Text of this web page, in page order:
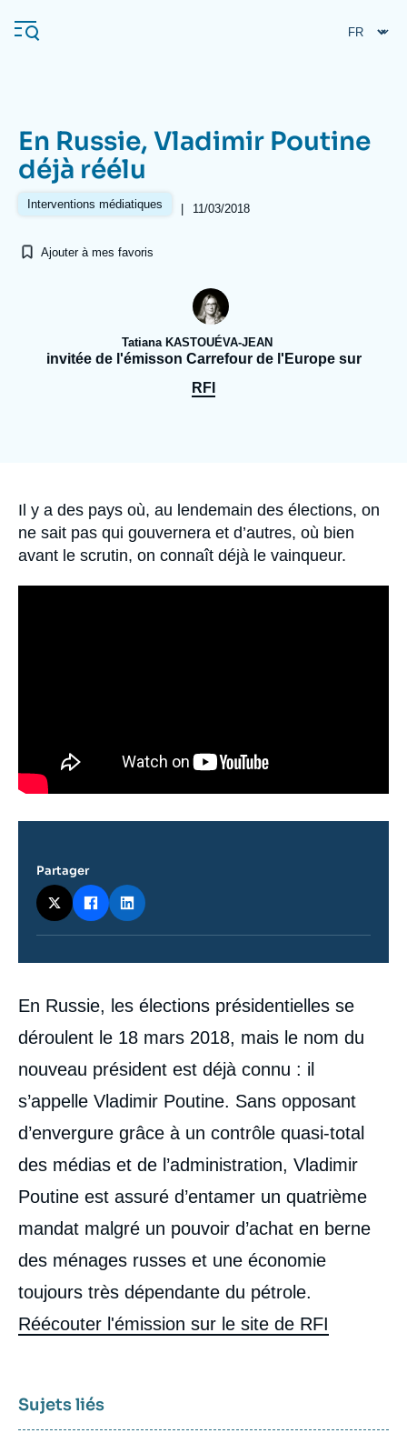
au
contenu
Navigation
principale
L'Ifri
Analyses
Recherches fréquentes
Proche-Orient
En Russie, Vladimir Poutine
déjà réélu
Interventions médiatiques | 11/03/2018
Ajouter à mes favoris
Tatiana KASTOUÉVA-JEAN
invitée de l'émisson Carrefour de l'Europe sur
RFI
Accroche
Il y a des pays où, au lendemain des élections, on
ne sait pas qui gouvernera et d’autres, où bien
avant le scrutin, on connaît déjà le vainqueur.
Contenu
intervention
médiatique
En Russie, les élections présidentielles se
déroulent le 18 mars 2018, mais le nom du
nouveau président est déjà connu : il
s’appelle Vladimir Poutine. Sans opposant
d’envergure grâce à un contrôle quasi-total
des médias et de l’administration, Vladimir
Poutine est assuré d’entamer un quatrième
mandat malgré un pouvoir d’achat en berne
des ménages russes et une économie
toujours très dépendante du pétrole.
Réécouter l'émission sur le site de RFI
Partager
Sujets liés